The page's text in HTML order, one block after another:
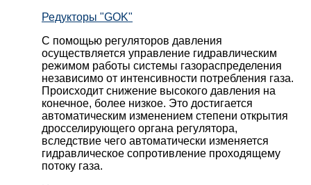
Редукторы "GOK"
С помощью регуляторов давления
осуществляется управление гидравлическим
режимом работы системы газораспределения
независимо от интенсивности потребления газа.
Происходит снижение высокого давления на
конечное, более низкое. Это достигается
автоматическим изменением степени открытия
дросселирующего органа регулятора,
вследствие чего автоматически изменяется
гидравлическое сопротивление проходящему
потоку газа.